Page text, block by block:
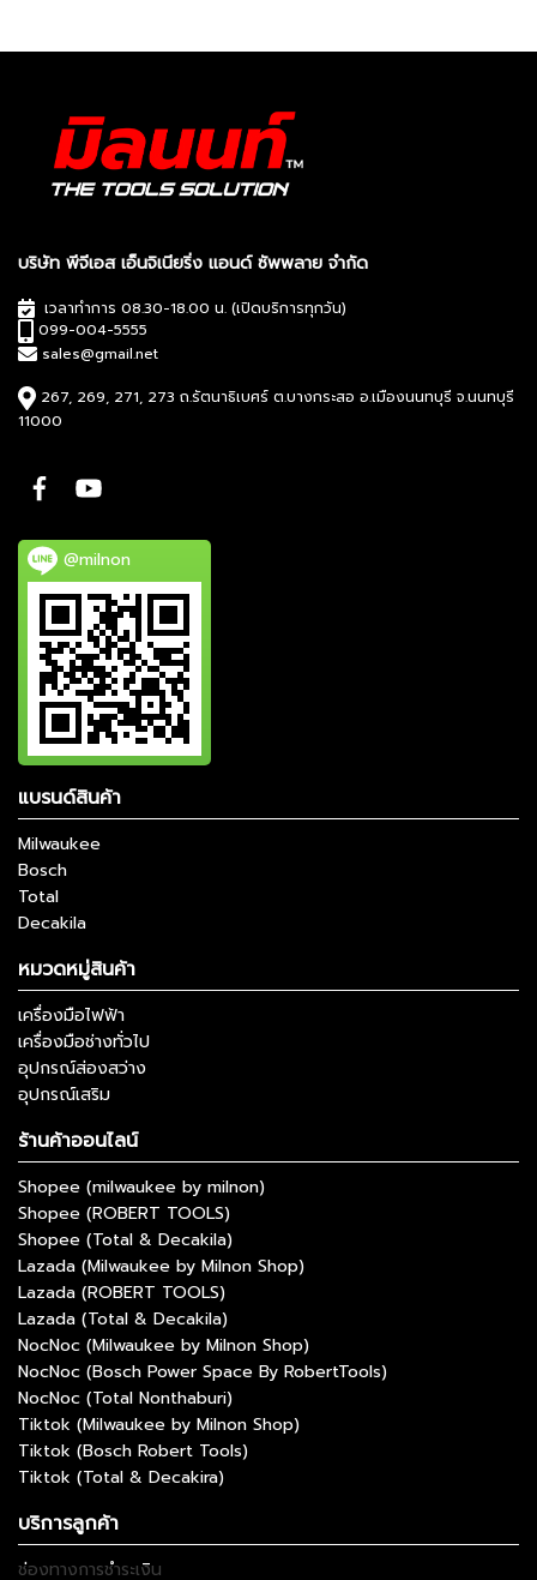
บริษัท พีจีเอส เอ็นจิเนียริ่ง แอนด์ ซัพพลาย จำกัด
เวลาทำการ 08.30-18.00 น. (เปิดบริการทุกวัน)
099-004-5555
sales@gmail.net
267, 269, 271, 273 ถ.รัตนาธิเบศร์ ต.บางกระสอ อ.เมืองนนทบุรี จ.นนทบุรี
11000
@milnon
แบรนด์สินค้า
Milwaukee
Bosch
Total
Decakila
หมวดหมู่สินค้า
เครื่องมือไฟฟ้า
เครื่องมือช่างทั่วไป
อุปกรณ์ส่องสว่าง
อุปกรณ์เสริม
ร้านค้าออนไลน์
Shopee (milwaukee by milnon)
Shopee (ROBERT TOOLS)
Shopee (Total & Decakila)
Lazada (Milwaukee by Milnon Shop)
Lazada (ROBERT TOOLS)
Lazada (Total & Decakila)
NocNoc (Milwaukee by Milnon Shop)
NocNoc (Bosch Power Space By RobertTools)
NocNoc (Total Nonthaburi)
Tiktok (Milwaukee by Milnon Shop)
Tiktok (Bosch Robert Tools)
Tiktok (Total & Decakira)
บริการลูกค้า
ช่องทางการชำระเงิน